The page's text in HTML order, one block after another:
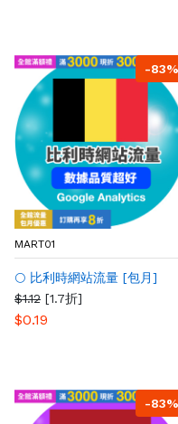
-83%
MART01
🌕 比利時網站流量 [包月]
$1.12 [1.7折]
$0.19
-83%